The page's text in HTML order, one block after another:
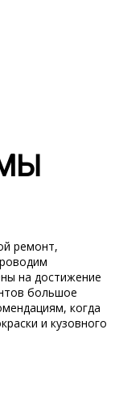
ремонт,
на достижение
большое
когда
и кузовного